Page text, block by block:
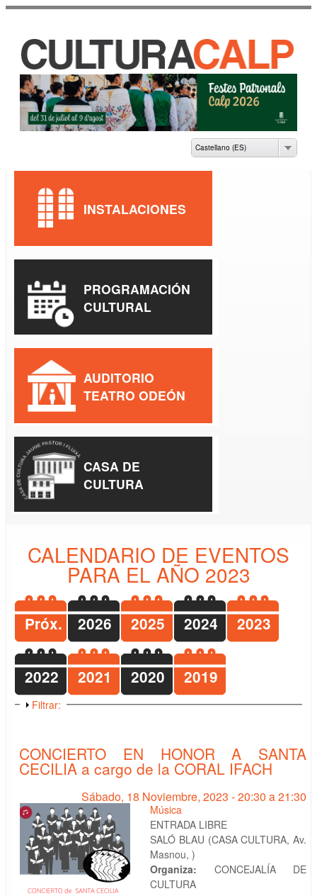
principal
CASA DE CULTURA
JAUME PASTOR I
Castellano (ES)
CALENDARIO DE EVENTOS
PARA EL AÑO 2023
Próx. 2026 2025 2024 2023
2022 2021 2020 2019
Mostrar
Filtrar:
CONCIERTO EN HONOR A SANTA
CECILIA a cargo de la CORAL IFACH
Sábado, 18 Noviembre, 2023 -20:30 a21:30
Música
ENTRADA LIBRE
SALÓ BLAU (CASA CULTURA, Av.
Masnou, )
Organiza: CONCEJALÍA DE
CULTURA
INSTALACIONES
PROGRAMACIÓN
CULTURAL
AUDITORIO
TEATRO ODEÓN
CASA DE
CULTURA